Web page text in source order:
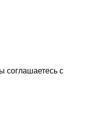
соглашаетесь с